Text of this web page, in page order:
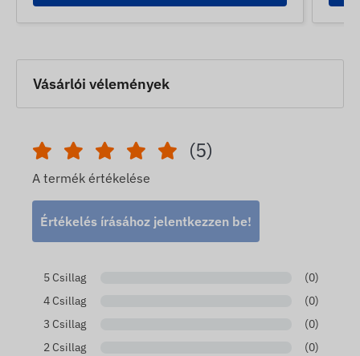
Vásárlói vélemények
(5)
A termék értékelése
Értékelés írásához jelentkezzen be!
5 Csillag
(0)
4 Csillag
(0)
3 Csillag
(0)
2 Csillag
(0)